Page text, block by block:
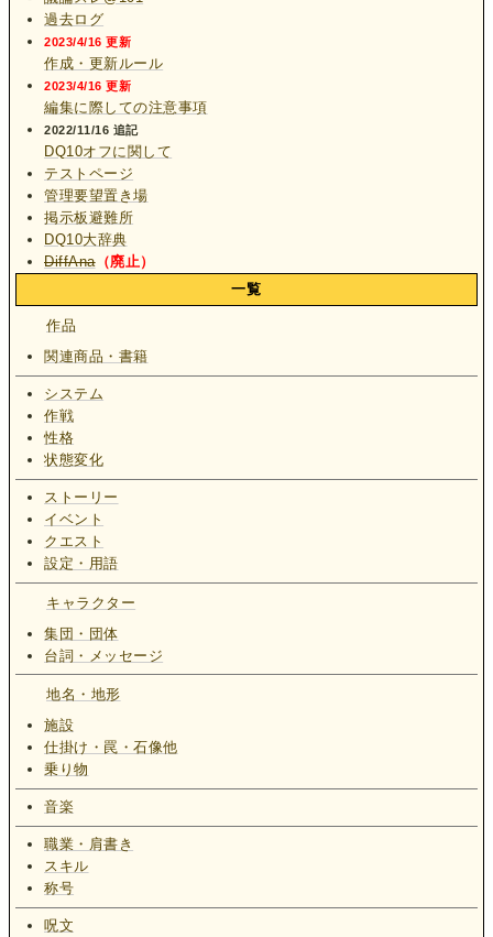
過去ログ
2023/4/16 更新
作成・更新ルール
2023/4/16 更新
編集に際しての注意事項
2022/11/16 追記
DQ10オフに関して
テストページ
管理要望置き場
掲示板避難所
DQ10大辞典
DiffAna（廃止）
一覧
作品
関連商品・書籍
システム
作戦
性格
状態変化
ストーリー
イベント
クエスト
設定・用語
キャラクター
集団・団体
台詞・メッセージ
地名・地形
施設
仕掛け・罠・石像他
乗り物
音楽
職業・肩書き
スキル
称号
呪文